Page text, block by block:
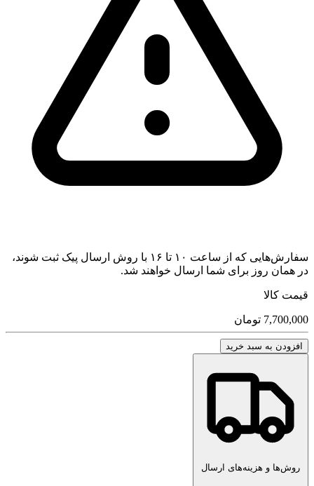
سفارش‌هایی که از ساعت ۱۰ تا ۱۶ با روش ارسال پیک ثبت شوند،
در همان روز برای شما ارسال خواهند شد.
قیمت کالا
7,700,000 تومان
افزودن به سبد خرید
روش‌ها و هزینه‌های ارسال